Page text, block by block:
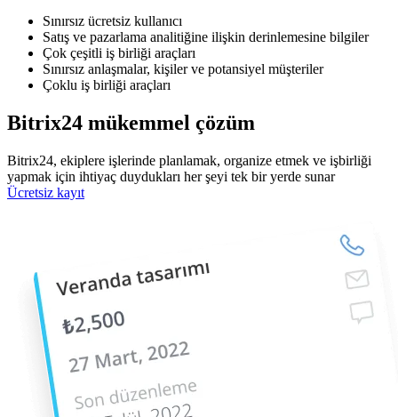
Sınırsız ücretsiz kullanıcı
Satış ve pazarlama analitiğine ilişkin derinlemesine bilgiler
Çok çeşitli iş birliği araçları
Sınırsız anlaşmalar, kişiler ve potansiyel müşteriler
Çoklu iş birliği araçları
Bitrix24 mükemmel çözüm
Bitrix24, ekiplere işlerinde planlamak, organize etmek ve işbirliği
yapmak için ihtiyaç duydukları her şeyi tek bir yerde sunar
Ücretsiz kayıt